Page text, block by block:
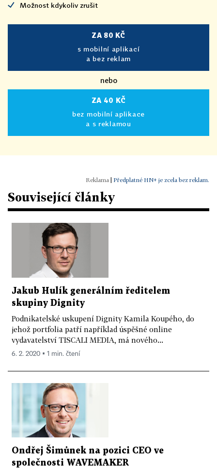
Možnost kdykoliv zrušit
ZA 80 KČ
s mobilní aplikací
a bez reklam
nebo
ZA 40 KČ
bez mobilní aplikace
a s reklamou
Předplatné HN+ je zcela bez reklam.
Související články
Jakub Hulík generálním ředitelem
skupiny Dignity
Podnikatelské uskupení Dignity Kamila Koupého, do
jehož portfolia patří například úspěšné online
vydavatelství TISCALI MEDIA, má nového...
6. 2. 2020 ▪ 1 min. čtení
Ondřej Šimůnek na pozici CEO ve
společnosti WAVEMAKER